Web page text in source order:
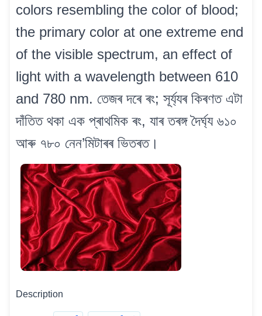
colors resembling the color of blood;
the primary color at one extreme end
of the visible spectrum, an effect of
light with a wavelength between 610
and 780 nm. তেজৰ দৰে ৰং; সূৰ্য্যৰ কিৰণত এটা
দাঁতিত থকা এক প্ৰাথমিক ৰং, যাৰ তৰঙ্গ দৈৰ্ঘ্য ৬১০
আৰু ৭৮০ নেন’মিটাৰৰ ভিতৰত।
Description